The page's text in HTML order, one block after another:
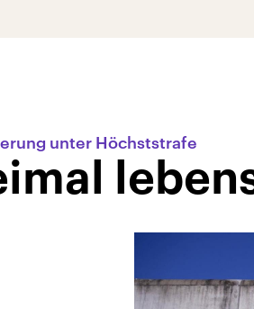
unter Höchststrafe